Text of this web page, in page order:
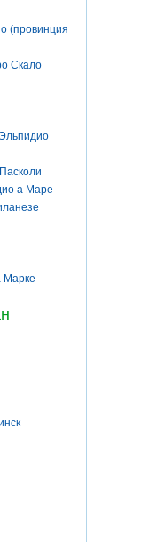
(провинция
Скало
а Маре
Марке